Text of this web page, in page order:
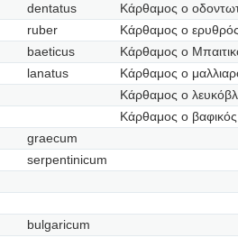
dentatus
Κάρθαμος ο
ruber
Κάρθαμος ο
baeticus
Κάρθαμος ο
lanatus
Κάρθαμος ο
Κάρθαμος ο
Κάρθαμος ο βαφικός
graecum
serpentinicum
bulgaricum